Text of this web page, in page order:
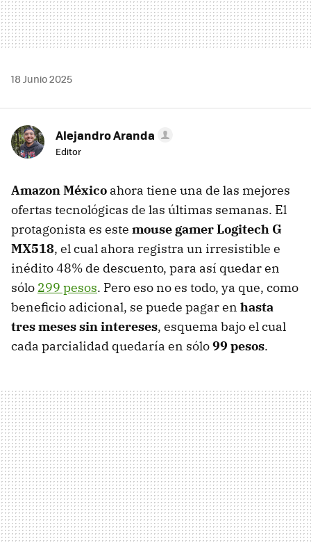
18 Junio 2025
Alejandro Aranda
Editor
Amazon México ahora tiene una de las mejores
ofertas tecnológicas de las últimas semanas. El
protagonista es este mouse gamer Logitech G
MX518, el cual ahora registra un irresistible e
inédito 48% de descuento, para así quedar en
sólo 299 pesos. Pero eso no es todo, ya que, como
beneficio adicional, se puede pagar en hasta
tres meses sin intereses, esquema bajo el cual
cada parcialidad quedaría en sólo99 pesos.